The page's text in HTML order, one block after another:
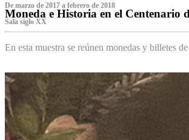
De marzo de 2017 a febrero de 2018
Moneda e Historia en el Centenario
Sala siglo XX
En esta muestra se reúnen monedas y billetes